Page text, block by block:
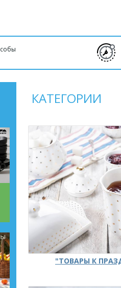
КАТЕГОРИИ
"ТОВАРЫ К